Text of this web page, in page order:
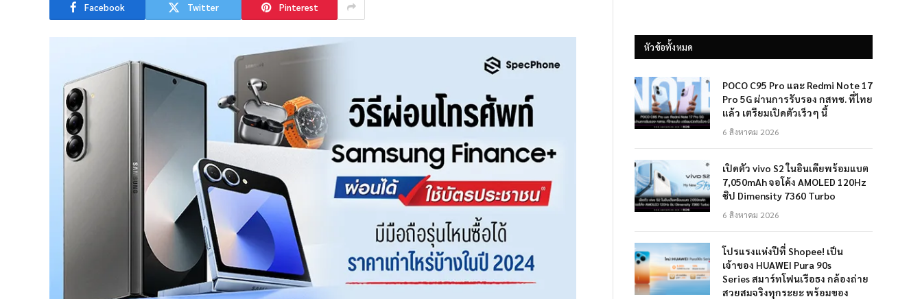
Facebook Twitter Pinterest
หัวข้อทั้งหมด
POCO C95 Pro และ Redmi Note 17
Pro 5G ผ่านการรับรอง กสทช. ที่ไทย
แล้ว เตรียมเปิดตัวเร็วๆ นี้
6 สิงหาคม 2026
เปิดตัว vivo S2 ในอินเดียพร้อมแบต
7,050mAh จอโค้ง AMOLED 120Hz
ชิป Dimensity 7360 Turbo
6 สิงหาคม 2026
โปรแรงแห่งปีที่ Shopee! เป็น
เจ้าของ HUAWEI Pura 90s
Series สมาร์ทโฟนเรือธง กล้องถ่าย
สวยสมจริงทุกระยะ พร้อมของ